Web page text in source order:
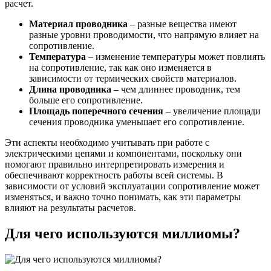
расчет.
Материал проводника – разные вещества имеют
разные уровни проводимости, что напрямую влияет на
сопротивление.
Температура – изменение температуры может повлиять
на сопротивление, так как оно изменяется в
зависимости от термических свойств материалов.
Длина проводника – чем длиннее проводник, тем
больше его сопротивление.
Площадь поперечного сечения – увеличение площади
сечения проводника уменьшает его сопротивление.
Эти аспекты необходимо учитывать при работе с
электрическими цепями и компонентами, поскольку они
помогают правильно интерпретировать измерения и
обеспечивают корректность работы всей системы. В
зависимости от условий эксплуатации сопротивление может
изменяться, и важно точно понимать, как эти параметры
влияют на результаты расчетов.
Для чего используются миллиомы?